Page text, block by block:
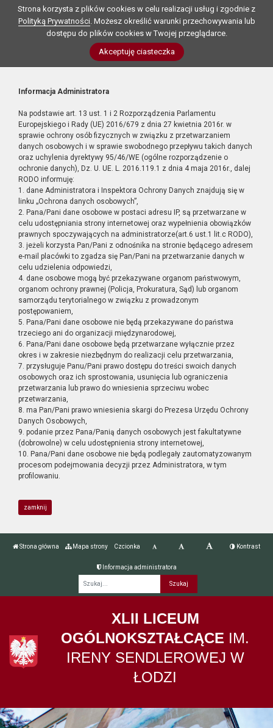
Strona korzysta z plików cookies w celu realizacji usług i zgodnie z
Polityką Prywatności. Możesz określić warunki przechowywania lub
dostępu do plików cookies w Twojej przeglądarce.
Akceptuję ciasteczka
Informacja Administratora
Na podstawie art. 13 ust. 1 i 2 Rozporządzenia Parlamentu
Europejskiego i Rady (UE) 2016/679 z dnia 27 kwietnia 2016r. w
sprawie ochrony osób fizycznych w związku z przetwarzaniem
danych osobowych i w sprawie swobodnego przepływu takich danych
oraz uchylenia dyrektywy 95/46/WE (ogólne rozporządzenie o
ochronie danych), Dz. U. UE. L. 2016.119.1 z dnia 4 maja 2016r., dalej
RODO informuję:
1. dane Administratora i Inspektora Ochrony Danych znajdują się w
linku „Ochrona danych osobowych”,
2. Pana/Pani dane osobowe w postaci adresu IP, są przetwarzane w
celu udostępniania strony internetowej oraz wypełnienia obowiązków
prawnych spoczywających na administratorze(art.6 ust.1 lit.c RODO),
3. jeżeli korzysta Pan/Pani z odnośnika na stronie będącego adresem
e-mail placówki to zgadza się Pan/Pani na przetwarzanie danych w
celu udzielenia odpowiedzi,
4. dane osobowe mogą być przekazywane organom państwowym,
organom ochrony prawnej (Policja, Prokuratura, Sąd) lub organom
samorządu terytorialnego w związku z prowadzonym
postępowaniem,
5. Pana/Pani dane osobowe nie będą przekazywane do państwa
trzeciego ani do organizacji międzynarodowej,
6. Pana/Pani dane osobowe będą przetwarzane wyłącznie przez
okres i w zakresie niezbędnym do realizacji celu przetwarzania,
7. przysługuje Panu/Pani prawo dostępu do treści swoich danych
osobowych oraz ich sprostowania, usunięcia lub ograniczenia
przetwarzania lub prawo do wniesienia sprzeciwu wobec
przetwarzania,
8. ma Pan/Pani prawo wniesienia skargi do Prezesa Urzędu Ochrony
Danych Osobowych,
9. podanie przez Pana/Panią danych osobowych jest fakultatywne
(dobrowolne) w celu udostępnienia strony internetowej,
10. Pana/Pani dane osobowe nie będą podlegały zautomatyzowanym
procesom podejmowania decyzji przez Administratora, w tym
profilowaniu.
zamknij
Strona główna Mapa strony Czcionka Kontrast
Informacja administratora
XLII LICEUM
OGÓLNOKSZTAŁCĄCE IM.
IRENY SENDLEROWEJ W
ŁODZI